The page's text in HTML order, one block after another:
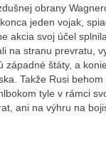
obrany
jeden vojak,
akcia svoj účel
na stranu prevratu,
západné štáty, a
Takže Rusi
tyle v rámci
ani na výhru na